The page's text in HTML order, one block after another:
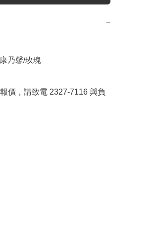
−
乃馨/玫瑰
價，請致電 2327-7116 與負